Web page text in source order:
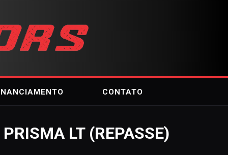
CONTATO
PRISMA LT (REPASSE)